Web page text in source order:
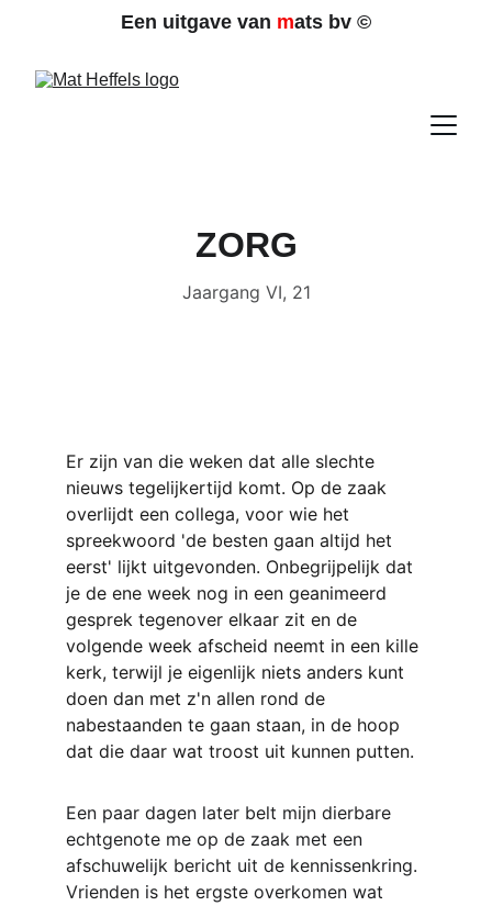
Een uitgave van mats bv ©
ZORG
Jaargang VI, 21
Er zijn van die weken dat alle slechte
nieuws tegelijkertijd komt. Op de zaak
overlijdt een collega, voor wie het
spreekwoord 'de besten gaan altijd het
eerst' lijkt uitgevonden. Onbegrijpelijk dat
je de ene week nog in een geanimeerd
gesprek tegenover elkaar zit en de
volgende week afscheid neemt in een kille
kerk, terwijl je eigenlijk niets anders kunt
doen dan met z'n allen rond de
nabestaanden te gaan staan, in de hoop
dat die daar wat troost uit kunnen putten.
Een paar dagen later belt mijn dierbare
echtgenote me op de zaak met een
afschuwelijk bericht uit de kennissenkring.
Vrienden is het ergste overkomen wat